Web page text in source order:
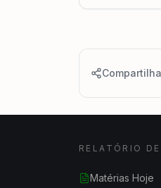
RELATÓRIO
Matérias Hoje